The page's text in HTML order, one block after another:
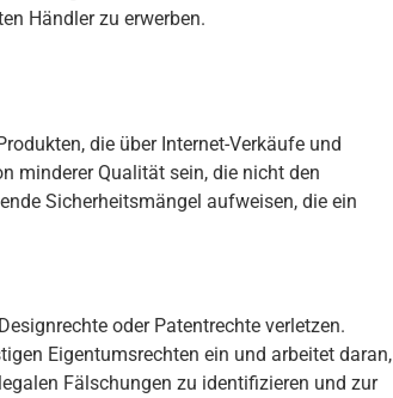
Händler zu erwerben.
die über Internet-Verkäufe und
minderer Qualität sein, die nicht den
Sicherheitsmängel aufweisen, die ein
oder Patentrechte verletzen.
Eigentumsrechten ein und arbeitet daran,
Fälschungen zu identifizieren und zur